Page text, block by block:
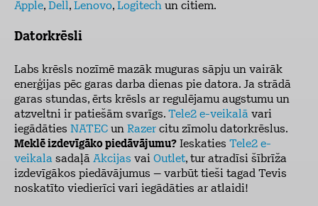
Apple, Dell, Lenovo, Logitech un citiem.
Datorkrēsli
Labs krēsls nozīmē mazāk muguras sāpju un vairāk
enerģijas pēc garas darba dienas pie datora. Ja strādā
garas stundas, ērts krēsls ar regulējamu augstumu un
atzveltni ir patiešām svarīgs. Tele2 e-veikalā vari
iegādāties NATEC un Razer citu zīmolu datorkrēslus.
Meklē izdevīgāko piedāvājumu? Ieskaties Tele2 e-
veikala sadaļā Akcijas vai Outlet, tur atradīsi šībrīža
izdevīgākos piedāvājumus – varbūt tieši tagad Tevis
noskatīto viedierīcivari iegādāties ar atlaidi!